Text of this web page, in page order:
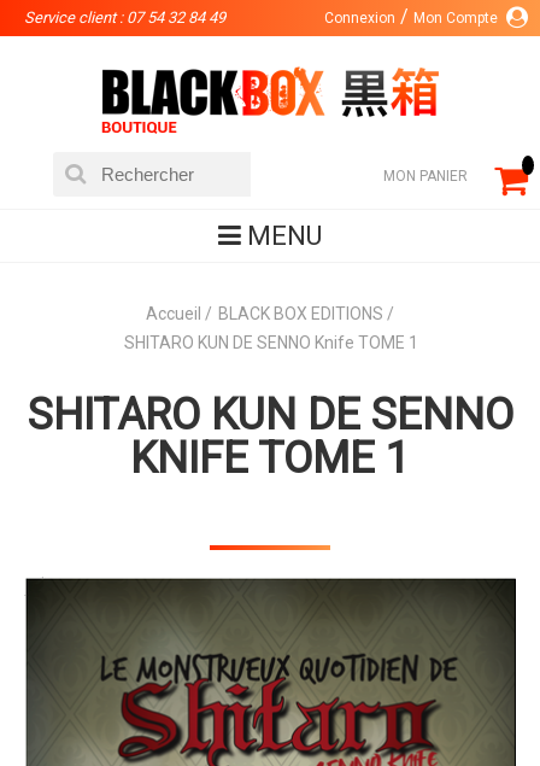
Service client : 07 54 32 84 49 Connexion Mon Compte
MON PANIER
MENU
Accueil
BLACK BOX EDITIONS
SHITARO KUN DE SENNO Knife TOME 1
SHITARO KUN DE SENNO
KNIFE TOME 1